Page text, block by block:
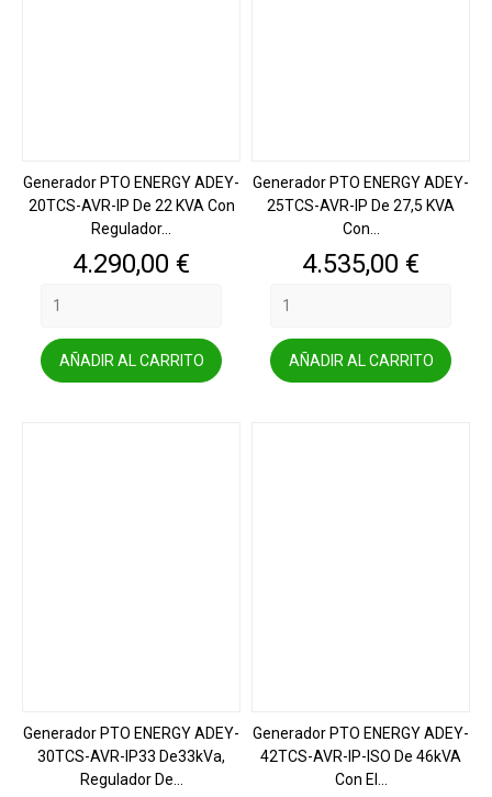
Generador PTO ENERGY ADEY-
20TCS-AVR-IP De 22 KVA Con
Regulador...
Precio
4.290,00 €
AÑADIR AL CARRITO
Generador PTO ENERGY ADEY-
25TCS-AVR-IP De 27,5 KVA
Con...
Precio
4.535,00 €
AÑADIR AL CARRITO
Generador PTO ENERGY ADEY-
30TCS-AVR-IP33 De33kVa,
Regulador De...
Generador PTO ENERGY ADEY-
42TCS-AVR-IP-ISO De 46kVA
Con El...